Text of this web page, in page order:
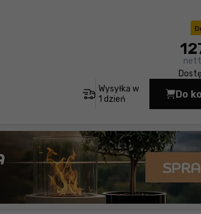
Wysyłka w
1 dzień
Do